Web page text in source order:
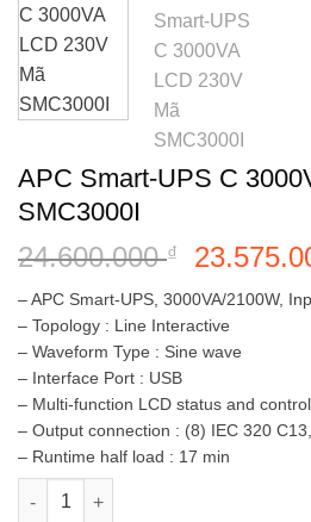
APC Smart-UPS C
SMC3000I
24.600.000₫
Giá
gốc
là:
– APC Smart-UPS, 3000VA/2100W,
– Topology : Line Interactive
– Waveform Type : Sine wave
– Interface Port : USB
– Multi-function LCD status and
– Output connection : (8) IEC 320
– Runtime half load : 17 min
APC Smart-UPS C 3000VA LCD